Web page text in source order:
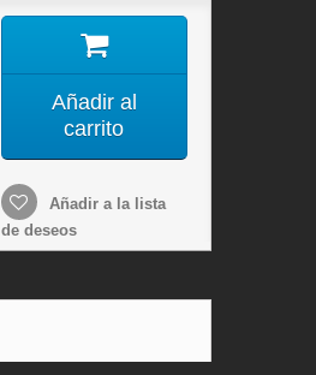
Añadir al
carrito
Añadir a la lista
de deseos